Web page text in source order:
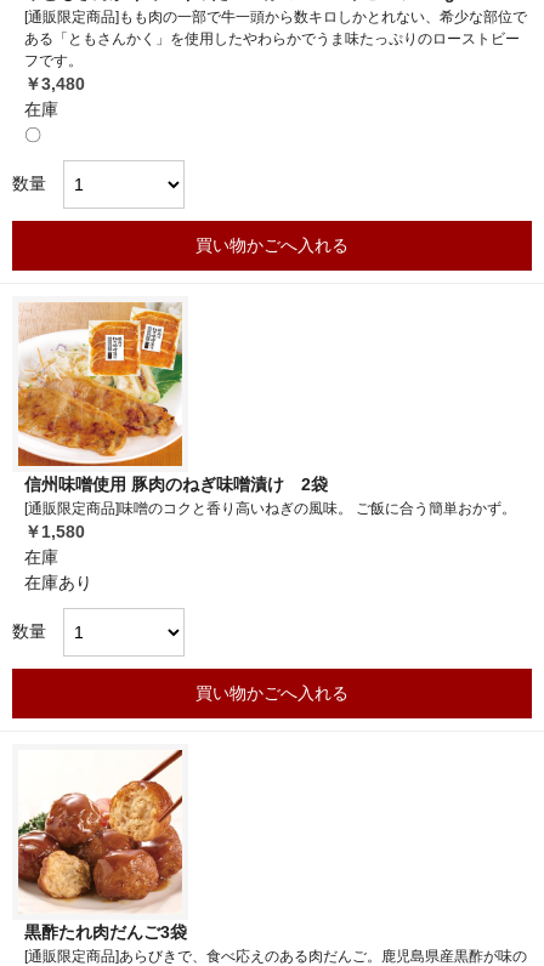
[通販限定商品]もも肉の一部で牛一頭から数キロしかとれない、希少な部位で
ある「ともさんかく」を使用したやわらかでうま味たっぷりのローストビー
フです。
￥3,480
在庫
〇
数量
買い物かごへ入れる
信州味噌使用 豚肉のねぎ味噌漬け 2袋
[通販限定商品]味噌のコクと香り高いねぎの風味。 ご飯に合う簡単おかず。
￥1,580
在庫
在庫あり
数量
買い物かごへ入れる
黒酢たれ肉だんご3袋
[通販限定商品]あらびきで、食べ応えのある肉だんご。鹿児島県産黒酢が味の